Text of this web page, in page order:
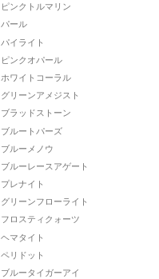
ピンクトルマリン
パール
パイライト
ピンクオパール
ホワイトコーラル
グリーンアメジスト
ブラッドストーン
ブルートパーズ
ブルーメノウ
ブルーレースアゲート
プレナイト
グリーンフローライト
フロスティクォーツ
ヘマタイト
ペリドット
ブルータイガーアイ